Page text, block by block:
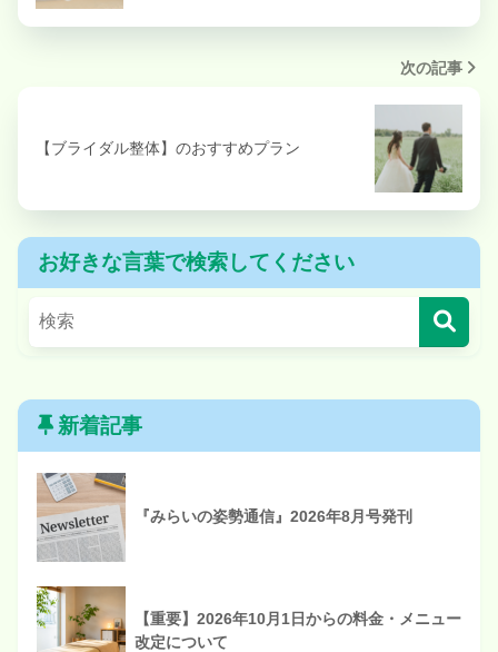
次の記事
【ブライダル整体】のおすすめプラン
お好きな言葉で検索してください
新着記事
『みらいの姿勢通信』2026年8月号発刊
【重要】2026年10月1日からの料金・メニュー
改定について